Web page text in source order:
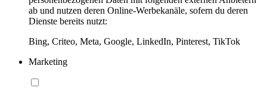
ab und nutzen deren Online-Werbekanäle, sofern du deren
Dienste bereits nutzt:
Bing, Criteo, Meta, Google, LinkedIn, Pinterest, TikTok
Marketing